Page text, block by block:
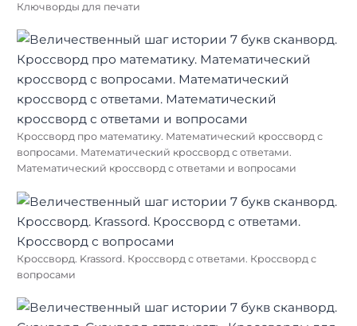
Ключворды для печати
Кроссворд про математику. Математический кроссворд с
вопросами. Математический кроссворд с ответами.
Математический кроссворд с ответами и вопросами
Кроссворд. Krassord. Кроссворд с ответами. Кроссворд с
вопросами